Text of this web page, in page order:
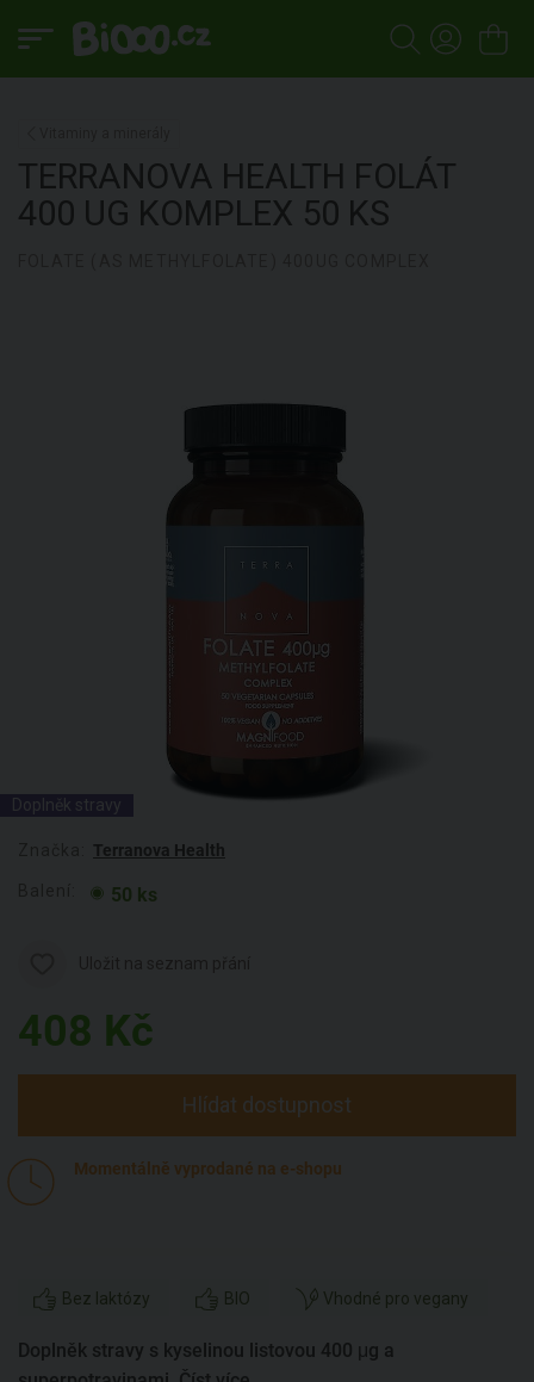
TERRANOVA HEALTH FOLÁT
400 UG KOMPLEX 50 KS
Doplněk stravy
Terranova Health
50 ks
408 Kč
Hlídat dostupnost
Momentálně vyprodané na e-shopu
Bez laktózy BIO Vhodné pro vegany
Doplněk stravy s kyselinou listovou 400 μg a